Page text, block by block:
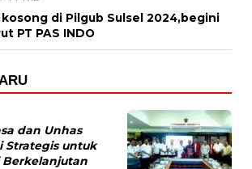
di Pilgub Sulsel 2024,begini
PT PAS INDO
dan Unhas
Strategis untuk
Berkelanjutan